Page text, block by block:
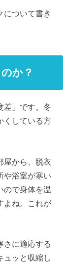
について書き
か？
差」です。冬
くしている方
屋から、脱衣
や浴室が寒い
ので身体を温
よね。これが
さに適応する
ュッと収縮し